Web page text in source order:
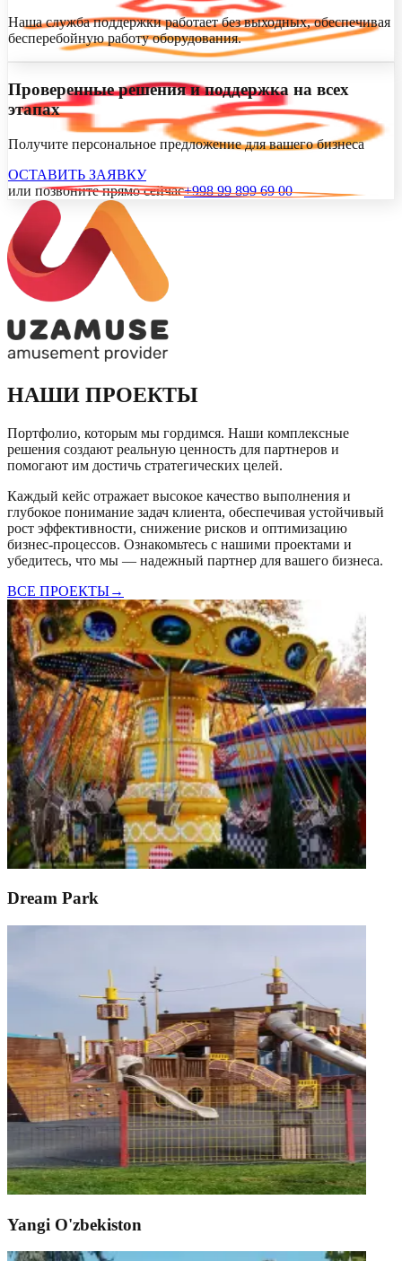
Наша служба поддержки работает без выходных, обеспечивая
бесперебойную работу оборудования.
Проверенные решения и поддержка на всех
этапах
Получите персональное предложение для вашего бизнеса
ОСТАВИТЬ ЗАЯВКУ
или позвоните прямо сейчас+998 99 899 69 00
НАШИ ПРОЕКТЫ
Портфолио, которым мы гордимся. Наши комплексные
решения создают реальную ценность для партнеров и
помогают им достичь стратегических целей.
Каждый кейс отражает высокое качество выполнения и
глубокое понимание задач клиента, обеспечивая устойчивый
рост эффективности, снижение рисков и оптимизацию
бизнес-процессов. Ознакомьтесь с нашими проектами и
убедитесь, что мы — надежный партнер для вашего бизнеса.
ВСЕ ПРОЕКТЫ→
Dream Park
Yangi O'zbekiston